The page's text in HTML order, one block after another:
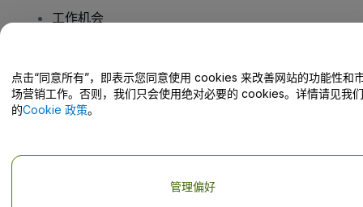
工作机会
您有疑问吗？
帮助中心 / 联系我们
点击“同意所有”，即表示您同意使用 cookies 来改善网站的功能性和
场营销工作。否则，我们只会使用绝对必要的 cookies。详情请见我们
的Cookie 政策。
管理偏好